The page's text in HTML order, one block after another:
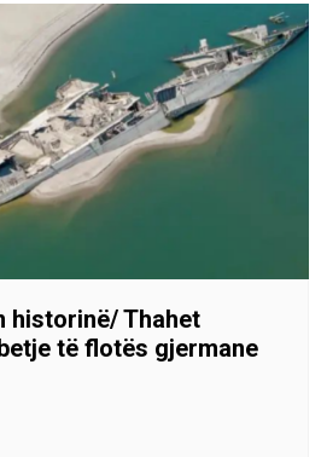
historinë/ Thahet
të flotës gjermane